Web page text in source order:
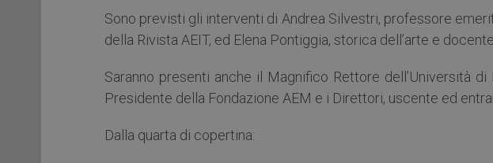
Sono previsti gli interventi di Andrea Silvestri, professore
della Rivista AEIT, ed Elena Pontiggia, storica dell’arte e
Saranno presenti anche il Magnifico Rettore dell’Università
Presidente della Fondazione AEM e i Direttori, uscente ed
Dalla quarta di copertina: